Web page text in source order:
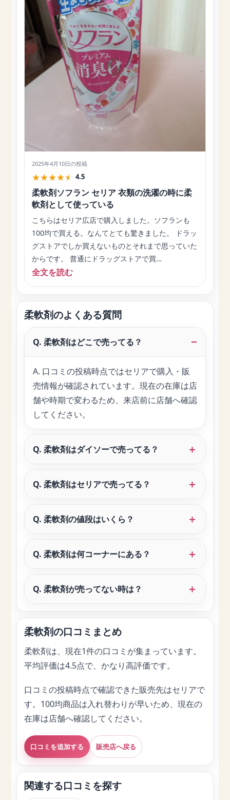
2025年4月10日の投稿
★★★★★ 4.5
柔軟剤ソフラン セリア 衣類の洗濯の時に柔
軟剤として使っている
こちらはセリア広店で購入しました。ソフランも
100均で買える。なんてとても驚きました。 ドラッ
グストアでしか買えないものとそれまで思っていた
からです。 普通にドラッグストアで買…
全文を読む
柔軟剤のよくある質問
Q. 柔軟剤はどこで売ってる？
A. 口コミの投稿時点ではセリアで購入・販
売情報が確認されています。現在の在庫は店
舗や時期で変わるため、来店前に店舗へ確認
してください。
Q. 柔軟剤はダイソーで売ってる？
Q. 柔軟剤はセリアで売ってる？
Q. 柔軟剤の値段はいくら？
Q. 柔軟剤は何コーナーにある？
Q. 柔軟剤が売ってない時は？
柔軟剤の口コミまとめ
柔軟剤は、現在1件の口コミが集まっています。
平均評価は4.5点で、かなり高評価です。
口コミの投稿時点で確認できた販売先はセリアで
す。100均商品は入れ替わりが早いため、現在の
在庫は店舗へ確認してください。
口コミを追加する 販売店へ戻る
関連する口コミを探す